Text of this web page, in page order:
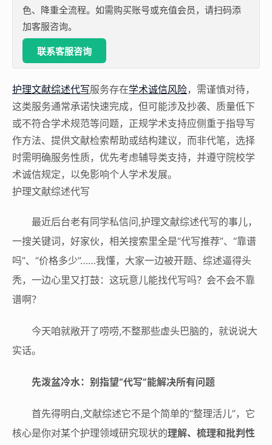
色、降重全流程。如需购买账号或充值会员，请扫码添
加客服咨询。
联系客服咨询
护理文献综述代写服务存在学术诚信风险，需谨慎对待，
这类服务通常承诺快速完成，但可能涉及抄袭、质量低下
或不符合学术规范等问题，正规学术支持应侧重于指导写
作方法、提供文献检索帮助或结构建议，而非代笔，选择
时需明确服务性质，优先考虑辅导类支持，并遵守院校学
术诚信规定，以免影响个人学术发展。
护理文献综述代写
最近后台老有同学私信问,护理文献综述代写的事儿，
一搜关键词，好家伙，相关搜索里全是“代写推荐”、“靠谱
吗”、“价格多少”……我懂，大家一边被开题、综述逼得头
秃，一边心里又打鼓：这玩意儿能找代写吗？会不会不靠
谱啊？
今天咱就敞开了唠唠,不整那些虚头巴脑的，就说说大
实话。
先泼盆冷水：别指望“代写”能解决所有问题
首先得明白,文献综述它不是个简单的“整理活儿”，它
核心是你对某个护理领域研究现状的理解、梳理和批判性